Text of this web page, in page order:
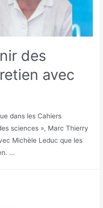
des
avec
dans les Cahiers
sciences », Marc Thierry
Michèle Leduc que les
…